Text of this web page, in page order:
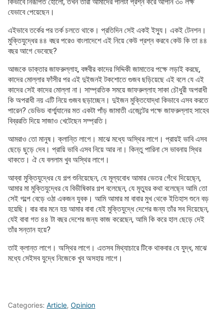
যেভাবে পেয়েছেন।
এইভাবে তর্কের পর তর্ক চলতে থাকে। প্রতিদিন সেই একই ইস্যু। একই টেনশন।
মুক্তিযুদ্ধের ৪৪ বছর পরেও বাংলাদেশে এই নিয়ে কেউ প্রশ্ন করবে কেউ কি তা ৪৪
বছর আগে ভেবেছে?
আজকে ডাক্তার জাফরুল্লাহ, বঙ্গবীর কাদের সিদ্দিকী জামাতের পক্ষে লড়াই করছে,
কাদের মোল্লার ফাঁসীর পর এই দুইজনই টকশোতে গুজব ছড়িয়েছে এই বলে যে এই
কাদের সেই কাদের মোল্লা না। সাম্প্রতিক সময়ে জাফরুল্লাহ সাকা চৌধুরী অপরাধী
কি অপরাধী নয় এটি নিয়ে গুজব ছড়াচ্ছেন। দুইজন মুক্তিযোদ্ধা কিভাবে এসব করতে
পারেন? ডেভিড বার্গ্ম্যানের মত একটা পাঁড় জামাতী এজেন্টের পক্ষে জাফরুল্লাহ সাহেব
বিব্ররতি দিয়ে সাজাও খেটেছেন সম্প্রতি।
আমরাও তো মানুষ। ক্লান্তি লাগে। মাঝে মধ্যে অস্থির লাগে। প্রায়ই ভাবি এসব
ছেড়ে ছুড়ে দেব। প্রায়ি ভাবি এসব নিয়ে আর না। কিন্তু পারিনা সে ভাবনায় স্থির
থাকতে। ঐ যে বললাম খুব অস্থির লাগে।
আব্বা মুক্তিযুদ্ধের যে গল্প শুনিয়েছেন, যে মূল্যবোধ আমার ভেতর গেঁথে দিয়েছে্ন,
আমার মা মুক্তিযুদ্ধের যে বিভীষিকার গল্প বলেছেন, যে মৃত্যুর কথা বলেছে্ন আমি তো
সেই গল্পে বেড়ে ওঠা একজন যুবক। আমি আমার মা বাবার মুখ থেকে ইতিহাস শুনে বড়
হয়েছি। বার বার মনে হয় আমার বাবা যেই মুক্তিযুদ্ধে দেশের জন্য তাঁর সব দিয়েছেন,
যেই বাবা গত ৪৪ টা বছর দেশের জন্য কাজ করেছেন, আমি কি করে হাল ছেড়ে দেই
তাঁর সন্তান হয়ে?
তাই ক্লান্ত লাগে। অস্থির লাগে। এতসব মিথ্যাচারে টিকে থাকবার যে যুদ্ধ, মাঝে
মধ্যে সেইসব যুদ্ধে নিজেকে খুব অসহায় লাগে।
Categories: Article, Opinion